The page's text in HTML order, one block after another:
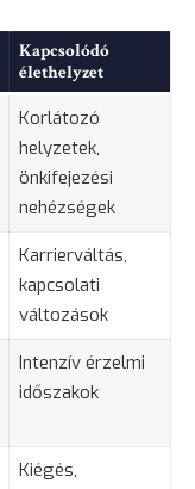
Kapcsolódó
élethelyzet
Korlátozó
helyzetek,
önkifejezési
nehézségek
Karrierváltás,
kapcsolati
változások
Intenzív érzelmi
időszakok
Kiégés,